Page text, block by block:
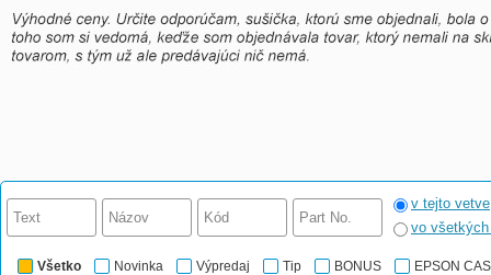
v tejto vetve
vo
Všetko Novinka Výpredaj Tip BONUS EPSON